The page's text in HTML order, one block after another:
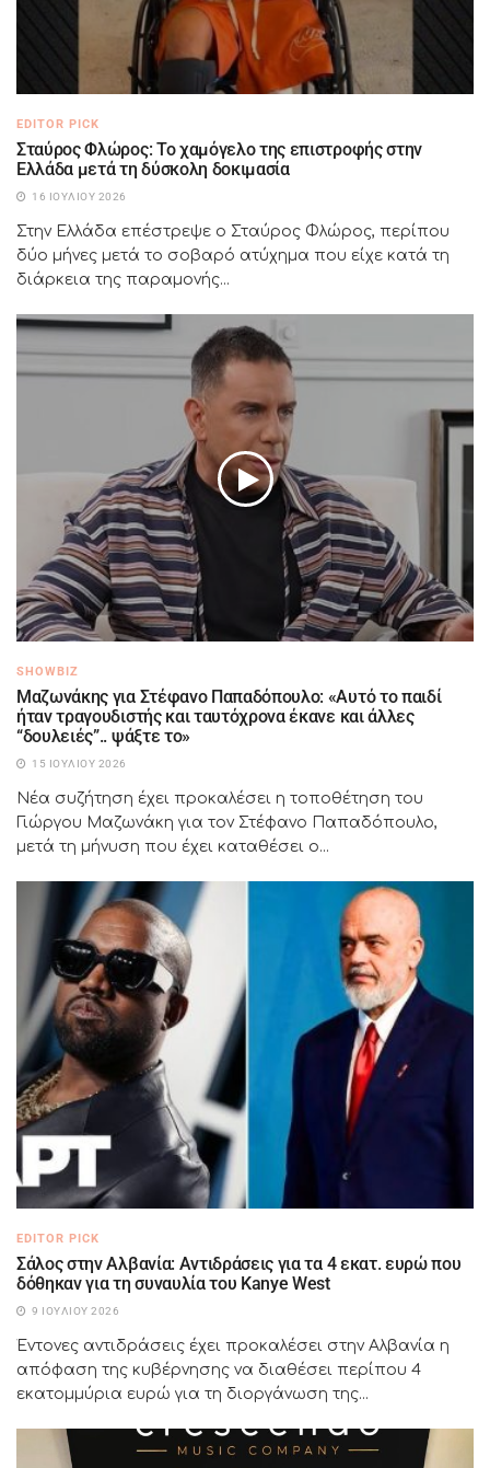
EDITOR PICK
Σταύρος Φλώρος: Το χαμόγελο της επιστροφής στην
Ελλάδα μετά τη δύσκολη δοκιμασία
16 ΙΟΥΛΊΟΥ 2026
Στην Ελλάδα επέστρεψε ο Σταύρος Φλώρος, περίπου
δύο μήνες μετά το σοβαρό ατύχημα που είχε κατά τη
διάρκεια της παραμονής...
SHOWBIZ
Μαζωνάκης για Στέφανο Παπαδόπουλο: «Αυτό το παιδί
ήταν τραγουδιστής και ταυτόχρονα έκανε και άλλες
“δουλειές”.. ψάξτε το»
15 ΙΟΥΛΊΟΥ 2026
Νέα συζήτηση έχει προκαλέσει η τοποθέτηση του
Γιώργου Μαζωνάκη για τον Στέφανο Παπαδόπουλο,
μετά τη μήνυση που έχει καταθέσει ο...
EDITOR PICK
Σάλος στην Αλβανία: Αντιδράσεις για τα 4 εκατ. ευρώ που
δόθηκαν για τη συναυλία του Kanye West
9 ΙΟΥΛΊΟΥ 2026
Έντονες αντιδράσεις έχει προκαλέσει στην Αλβανία η
απόφαση της κυβέρνησης να διαθέσει περίπου 4
εκατομμύρια ευρώ για τη διοργάνωση της...